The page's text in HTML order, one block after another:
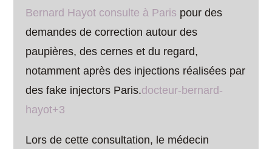
Bernard Hayot consulte à Paris pour des
demandes de correction autour des
paupières, des cernes et du regard,
notamment après des injections réalisées par
des fake injectors Paris.docteur-bernard-
hayot+3
Lors de cette consultation, le médecin